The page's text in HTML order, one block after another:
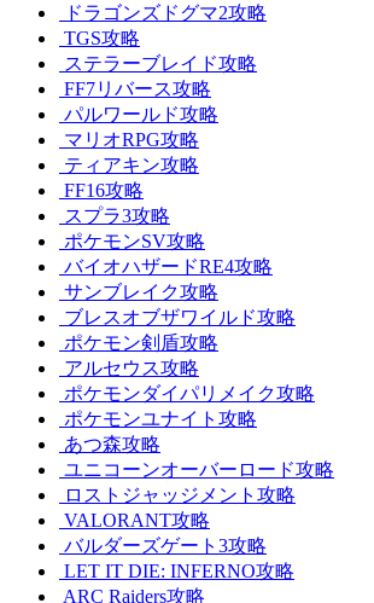
ドラゴンズドグマ2攻略
TGS攻略
ステラーブレイド攻略
FF7リバース攻略
パルワールド攻略
マリオRPG攻略
ティアキン攻略
FF16攻略
スプラ3攻略
ポケモンSV攻略
バイオハザードRE4攻略
サンブレイク攻略
ブレスオブザワイルド攻略
ポケモン剣盾攻略
アルセウス攻略
ポケモンダイパリメイク攻略
ポケモンユナイト攻略
あつ森攻略
ユニコーンオーバーロード攻略
ロストジャッジメント攻略
VALORANT攻略
バルダーズゲート3攻略
LET IT DIE: INFERNO攻略
ARC Raiders攻略